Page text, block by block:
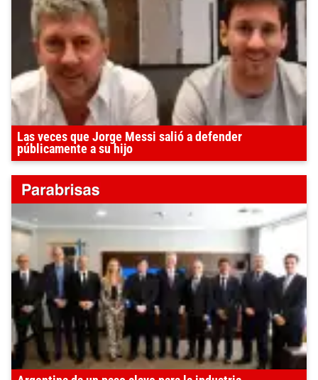
Las veces que Jorge Messi salió a defender
públicamente a su hijo